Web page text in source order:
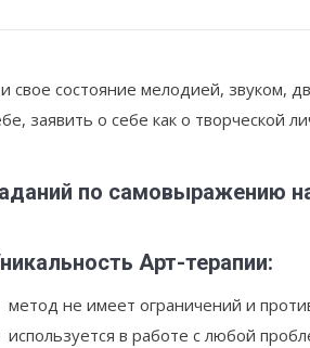
свое состояние мелодией, звуком,
заявить о себе как о творческой
по самовыражению
Арт-терапии:
метод не имеет ограничений и
используется в работе с любой